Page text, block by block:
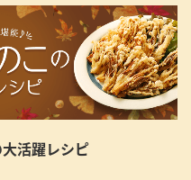
活躍レシピ